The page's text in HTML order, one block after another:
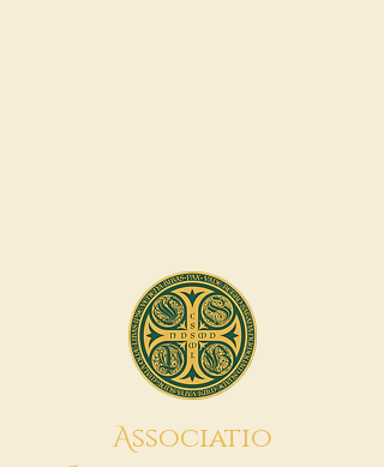
Associatio